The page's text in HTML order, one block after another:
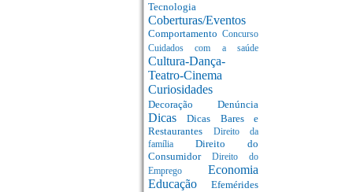
Tecnologia
Coberturas/Eventos
Comportamento Concurso
Cuidados com a saúde
Cultura-Dança-
Teatro-Cinema
Curiosidades
Decoração Denúncia
DicasDicas Bares e
Restaurantes
Direito da
família Direito do
Consumidor Direito do
Emprego Economia
Educação Efemérides